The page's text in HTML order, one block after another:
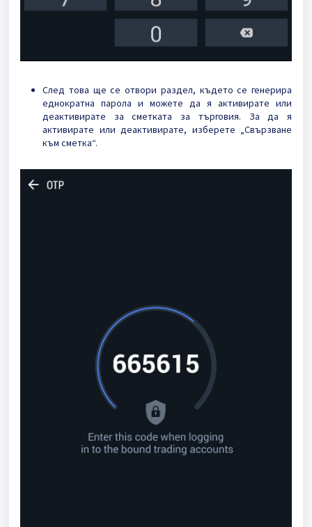
След това ще се отвори раздел, където се генерира
еднократна парола и можете да я активирате или
деактивирате за сметката за търговия. За да я
активирате или деактивирате, изберете „Свързване
към сметка“.